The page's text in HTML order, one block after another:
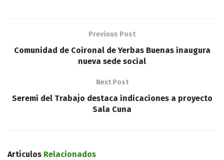
Previous Post
Comunidad de Coironal de Yerbas Buenas inaugura
nueva sede social
Next Post
Seremi del Trabajo destaca indicaciones a proyecto
Sala Cuna
Artículos Relacionados